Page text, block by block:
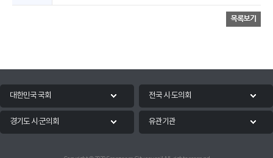
대한민국 국회 전국 시·도의회
경기도 시·군의회 유관기관